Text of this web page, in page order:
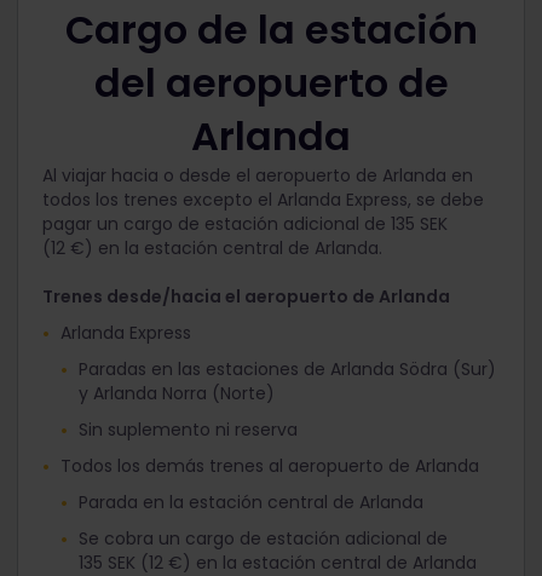
Cargo de la estación
del aeropuerto de
Arlanda
Al viajar hacia o desde el aeropuerto de Arlanda en
todos los trenes excepto el Arlanda Express, se debe
pagar un cargo de estación adicional de 135 SEK
(12 €) en la estación central de Arlanda.
Trenes desde/hacia el aeropuerto de Arlanda
Arlanda Express
Paradas en las estaciones de Arlanda Södra (Sur)
y Arlanda Norra (Norte)
Sin suplemento ni reserva
Todos los demás trenes al aeropuerto de Arlanda
Parada en la estación central de Arlanda
Se cobra un cargo de estación adicional de
135 SEK (12 €) en la estación central de Arlanda